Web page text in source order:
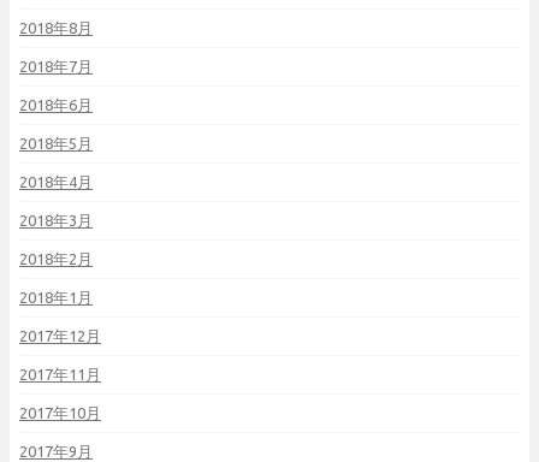
2018年8月
2018年7月
2018年6月
2018年5月
2018年4月
2018年3月
2018年2月
2018年1月
2017年12月
2017年11月
2017年10月
2017年9月